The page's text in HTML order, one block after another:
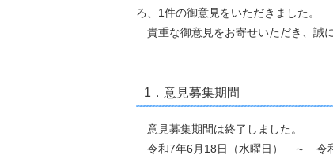
ろ、1件の御意見をいただきました。
貴重な御意見をお寄せいただき、誠
1．意見募集期間
意見募集期間は終了しました。
令和7年6月18日（水曜日） ～ 令和